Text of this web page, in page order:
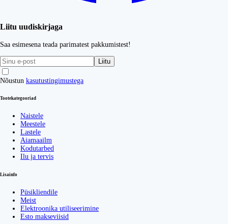
Liitu uudiskirjaga
Saa esimesena teada parimatest pakkumistest!
Liitu
Nõustun kasutustingimustega
Tootekategooriad
Naistele
Meestele
Lastele
Aiamaailm
Kodutarbed
Ilu ja tervis
Lisainfo
Püsikliendile
Meist
Elektroonika utiliseerimine
Esto makseviisid